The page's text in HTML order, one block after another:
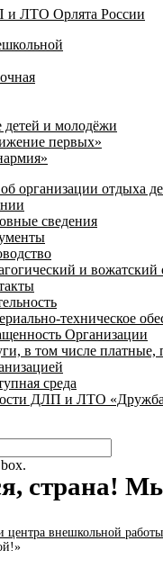
ЛТО Орлята России
и молодёжи
первых»
организации отдыха
сведения
и вожатский
техническое
Организации
в том числе платные,
среда
ДЛП и ЛТО «Дружба
страна!
центра внешкольной